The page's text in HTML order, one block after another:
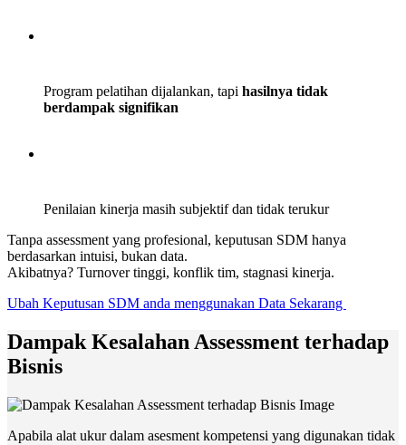
Program pelatihan dijalankan, tapi hasilnya tidak
berdampak signifikan
Penilaian kinerja masih subjektif dan tidak terukur
Tanpa assessment yang profesional, keputusan SDM hanya
berdasarkan intuisi, bukan data.
Akibatnya? Turnover tinggi, konflik tim, stagnasi kinerja.
Ubah Keputusan SDM anda menggunakan Data Sekarang
Dampak Kesalahan Assessment terhadap
Bisnis
Apabila alat ukur dalam asesment kompetensi yang digunakan tidak